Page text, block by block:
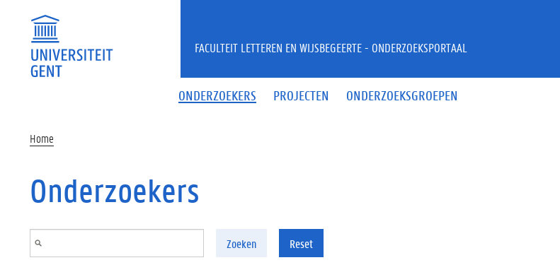
ONDERZOEKERS PROJECTEN ONDERZOEKSGROEPEN
FACULTEIT LETTEREN EN WIJSBEGEERTE - ONDERZOEKSPORTAAL
Home
Onderzoekers
Zoeken Reset